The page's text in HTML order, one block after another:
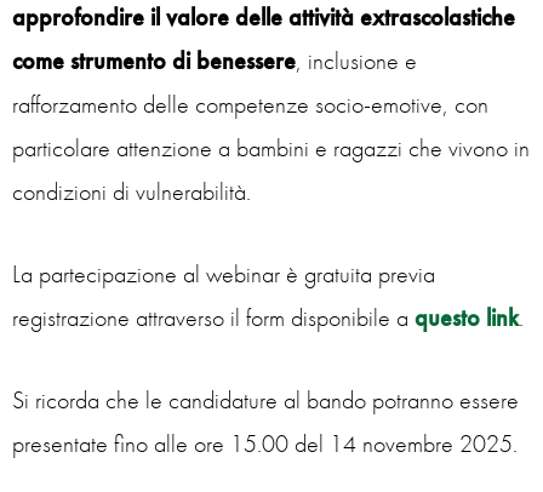
approfondire il valore delle attività extrascolastiche
come strumento di benessere, inclusione e
rafforzamento delle competenze socio-emotive, con
particolare attenzione a bambini e ragazzi che vivono in
condizioni di vulnerabilità.
La partecipazione al webinar è gratuita previa
registrazione attraverso il form disponibile a questo link.
Si ricorda che le candidature al bando potranno essere
presentate fino alle ore 15.00 del 14 novembre 2025.